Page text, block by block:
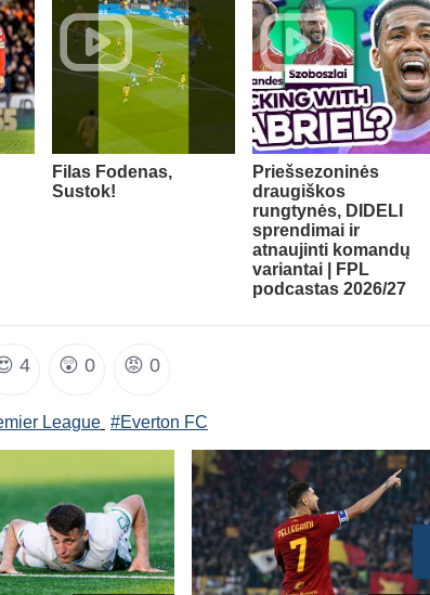
Filas Fodenas,
Sustok!
Priešsezoninės
draugiškos
rungtynės, DIDELI
sprendimai ir
atnaujinti komandų
variantai | FPL
podcastas 2026/27
4 😲 0 😡 0
League #Everton FC